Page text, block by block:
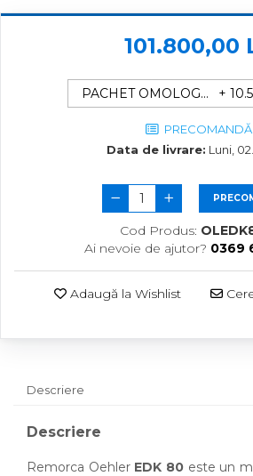
101.800,00
PACHET OMOLOGARE R.A.R ( TAXA OMOLOGARE R.A.R. + LAMPI + PROTECTII + APARATOARE NOROI ) +
PRECOMANDĂ
Data de livrare: Luni,
Cod Produs:
Ai nevoie de ajutor? 0369
Adaugă la Wishlist
Descriere
Descriere
Remorca Oehler EDK 80este un